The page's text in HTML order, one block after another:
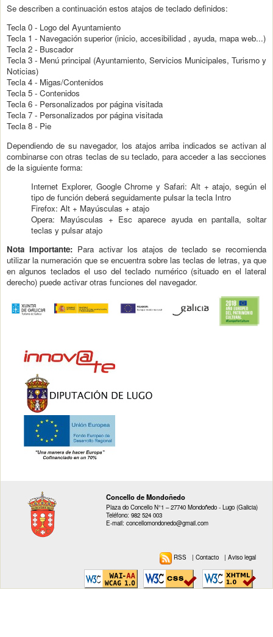
Se describen a continuación estos atajos de teclado definidos:
Tecla 0 - Logo del Ayuntamiento
Tecla 1 - Navegación superior (inicio, accesibilidad , ayuda, mapa web...)
Tecla 2 - Buscador
Tecla 3 - Menú principal (Ayuntamiento, Servicios Municipales, Turismo y
Noticias)
Tecla 4 - Migas/Contenidos
Tecla 5 - Contenidos
Tecla 6 - Personalizados por página visitada
Tecla 7 - Personalizados por página visitada
Tecla 8 - Pie
Dependiendo de su navegador, los atajos arriba indicados se activan al
combinarse con otras teclas de su teclado, para acceder a las secciones
de la siguiente forma:
Internet Explorer, Google Chrome y Safari: Alt + atajo, según el
tipo de función deberá seguidamente pulsar la tecla Intro
Firefox: Alt + Mayúsculas + atajo
Opera: Mayúsculas + Esc aparece ayuda en pantalla, soltar
teclas y pulsar atajo
Nota Importante:Para activar los atajos de teclado se recomienda
utilizar la numeración que se encuentra sobre las teclas de letras, ya que
en algunos teclados el uso del teclado numérico (situado en el lateral
derecho) puede activar otras funciones del navegador.
Concello de Mondoñedo
Plaza do Concello N°1 – 27740 Mondoñedo - Lugo (Galicia)
Teléfono: 982 524 003
E-mail: concellomondonedo@gmail.com
RSS |Contacto |Aviso legal